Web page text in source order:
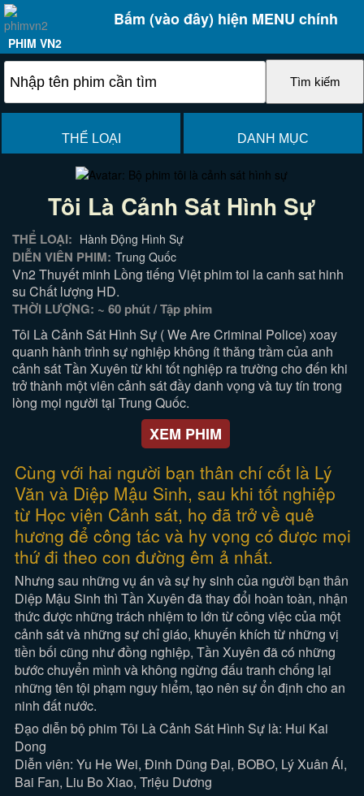
Bấm (vào đây) hiện MENU chính
PHIM VN2
THỂ LOẠI DANH MỤC
Tôi Là Cảnh Sát Hình Sự
THỂ LOẠI: Hành Động Hình Sự
DIỄN VIÊN PHIM: Trung Quốc
Vn2 Thuyết minh Lồng tiếng Việt phim toi la canh sat hinh
su Chất lượng HD.
THỜI LƯỢNG: ~ 60 phút / Tập phim
Tôi Là Cảnh Sát Hình Sự ( We Are Criminal Police) xoay
quanh hành trình sự nghiệp không ít thăng trầm của anh
cảnh sát Tần Xuyên từ khi tốt nghiệp ra trường cho đến khi
trở thành một viên cảnh sát đầy danh vọng và tuy tín trong
lòng mọi người tại Trung Quốc.
XEM PHIM
Cùng với hai người bạn thân chí cốt là Lý
Văn và Diệp Mậu Sinh, sau khi tốt nghiệp
từ Học viện Cảnh sát, họ đã trở về quê
hương để công tác và hy vọng có được mọi
thứ đi theo con đường êm ả nhất.
Nhưng sau những vụ án và sự hy sinh của người bạn thân
Diệp Mậu Sinh thì Tần Xuyên đã thay đổi hoàn toàn, nhận
thức được những trách nhiệm to lớn từ công việc của một
cảnh sát và những sự chỉ giáo, khuyến khích từ những vị
tiền bối cũng như đồng nghiệp, Tần Xuyên đã có những
bước chuyển mình và không ngừng đấu tranh chống lại
những tên tội phạm nguy hiểm, tạo nên sự ổn định cho an
ninh đất nước.
Đạo diễn bộ phim Tôi Là Cảnh Sát Hình Sự là: Hui Kai
Dong
Diễn viên: Yu He Wei, Đinh Dũng Đại, BOBO, Lý Xuân Ái,
Bai Fan, Liu Bo Xiao, Triệu Dương